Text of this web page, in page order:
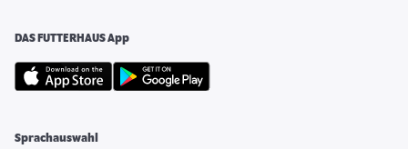
DAS FUTTERHAUS App
Sprachauswahl